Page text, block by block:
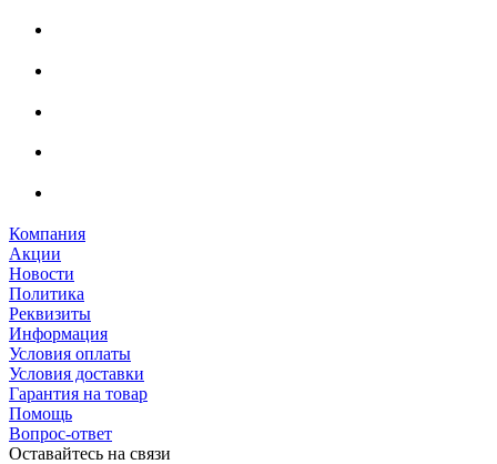
Компания
Акции
Новости
Политика
Реквизиты
Информация
Условия оплаты
Условия доставки
Гарантия на товар
Помощь
Вопрос-ответ
Оставайтесь на связи